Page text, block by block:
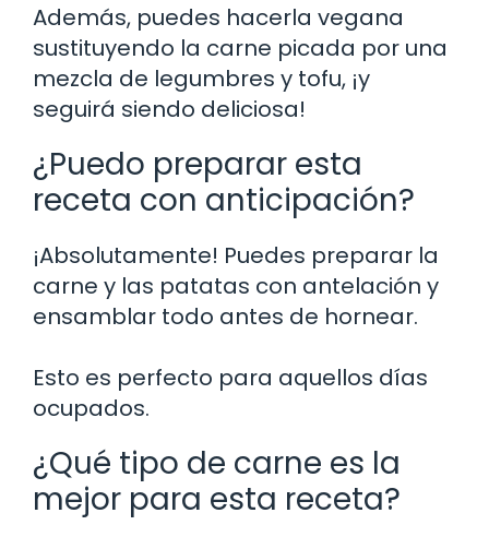
Además, puedes hacerla vegana
sustituyendo la carne picada por una
mezcla de legumbres y tofu, ¡y
seguirá siendo deliciosa!
¿Puedo preparar esta
receta con anticipación?
¡Absolutamente! Puedes preparar la
carne y las patatas con antelación y
ensamblar todo antes de hornear.
Esto es perfecto para aquellos días
ocupados.
¿Qué tipo de carne es la
mejor para esta receta?